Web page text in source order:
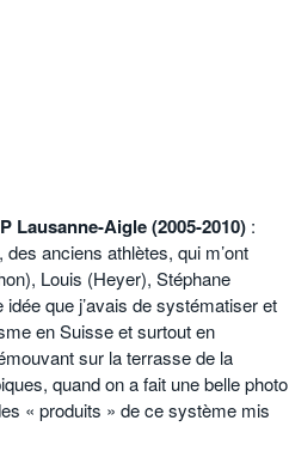
Lausanne-Aigle (2005-2010) :
anciens athlètes, qui m’ont
Louis (Heyer), Stéphane
que j’avais de systématiser et
en Suisse et surtout en
sur la terrasse de la
quand on a fait une belle photo
« produits » de ce système mis